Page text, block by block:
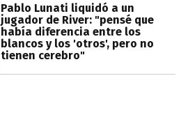
Pablo Lunati liquidó a un
jugador de River: "pensé que
había diferencia entre los
blancos y los 'otros', pero no
tienen cerebro"